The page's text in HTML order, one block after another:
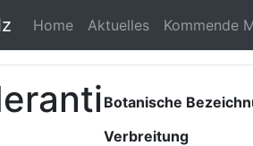
Home Aktuelles Kommende
Botanische
Verbreitung